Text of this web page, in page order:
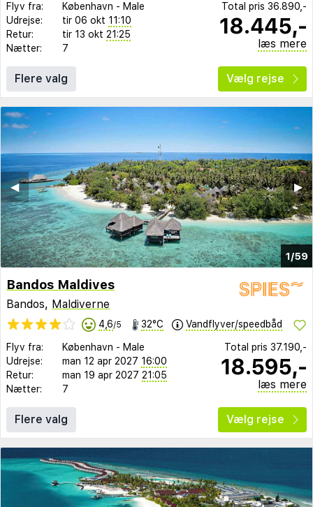
Flyv fra: København - Male
Udrejse:
tir 06 okt 11:10
Retur:
tir 13 okt 21:25
Nætter:
7
Total pris 36.890,-
18.445,-
læs mere
Flere valg Vælg rejse
1/59
▶︎
◀︎
Bandos Maldives
Bandos, Maldiverne
4,6/5 32°C Vandflyver/speedbåd
Flyv fra: København - Male
Udrejse:
man 12 apr 2027 16:00
Retur:
man 19 apr 2027 21:05
Nætter:
7
Total pris 37.190,-
18.595,-
læs mere
Flere valg Vælg rejse